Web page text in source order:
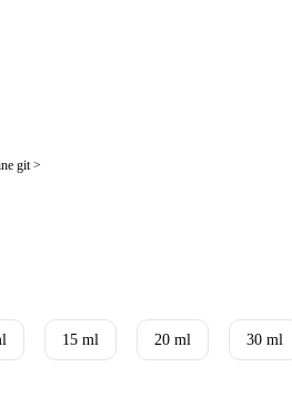
git >
15 ml 20 ml 30 ml